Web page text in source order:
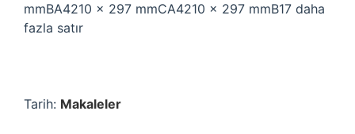
mmBA4210 × 297 mmCA4210 × 297 mmB17 daha
fazla satır
Tarih: Makaleler